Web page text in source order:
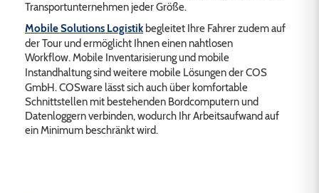
Transportunternehmen jeder Größe.
Mobile Solutions Logistik begleitet Ihre Fahrer zudem auf
der Tour und ermöglicht Ihnen einen nahtlosen
Workflow.Mobile Inventarisierungund mobile
Instandhaltungsind weitere mobile Lösungen der COS
GmbH. COSware lässt sich auch über komfortable
Schnittstellen mit bestehenden Bordcomputern und
Datenloggern verbinden, wodurch Ihr Arbeitsaufwand auf
ein Minimum beschränkt wird.